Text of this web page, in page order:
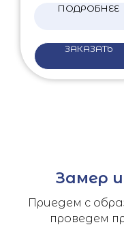
ПОДРОБНЕЕ
ЗАКАЗАТЬ
Замер
Приедем с
проведем